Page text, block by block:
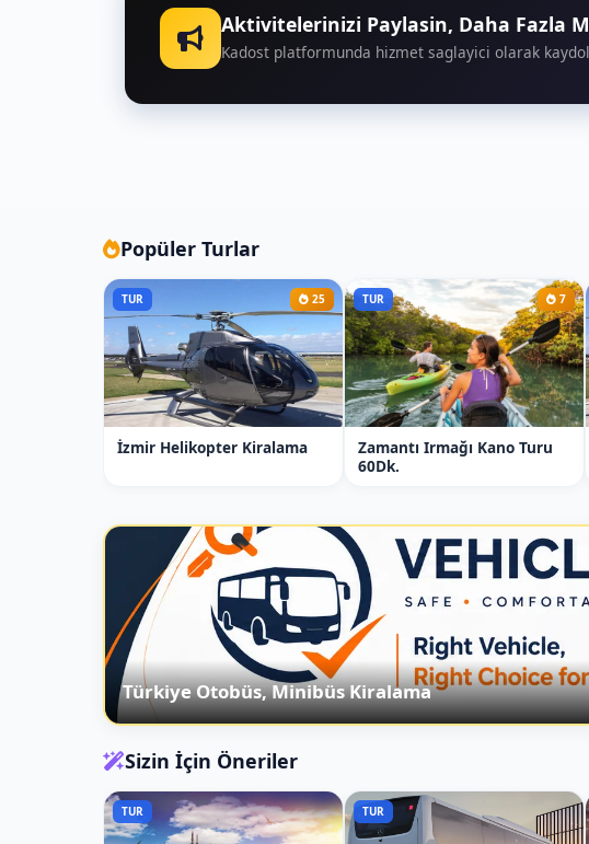
Aktivitelerinizi Paylasin, Daha Fazla
Kadost platformunda hizmet saglayici olarak
Popüler Turlar
TUR 25
İzmir Helikopter Kiralama
TUR 7
Zamantı Irmağı Kano Turu
60Dk.
Türkiye Otobüs, Minibüs Kiralama
Sizin İçin Öneriler
TUR TUR